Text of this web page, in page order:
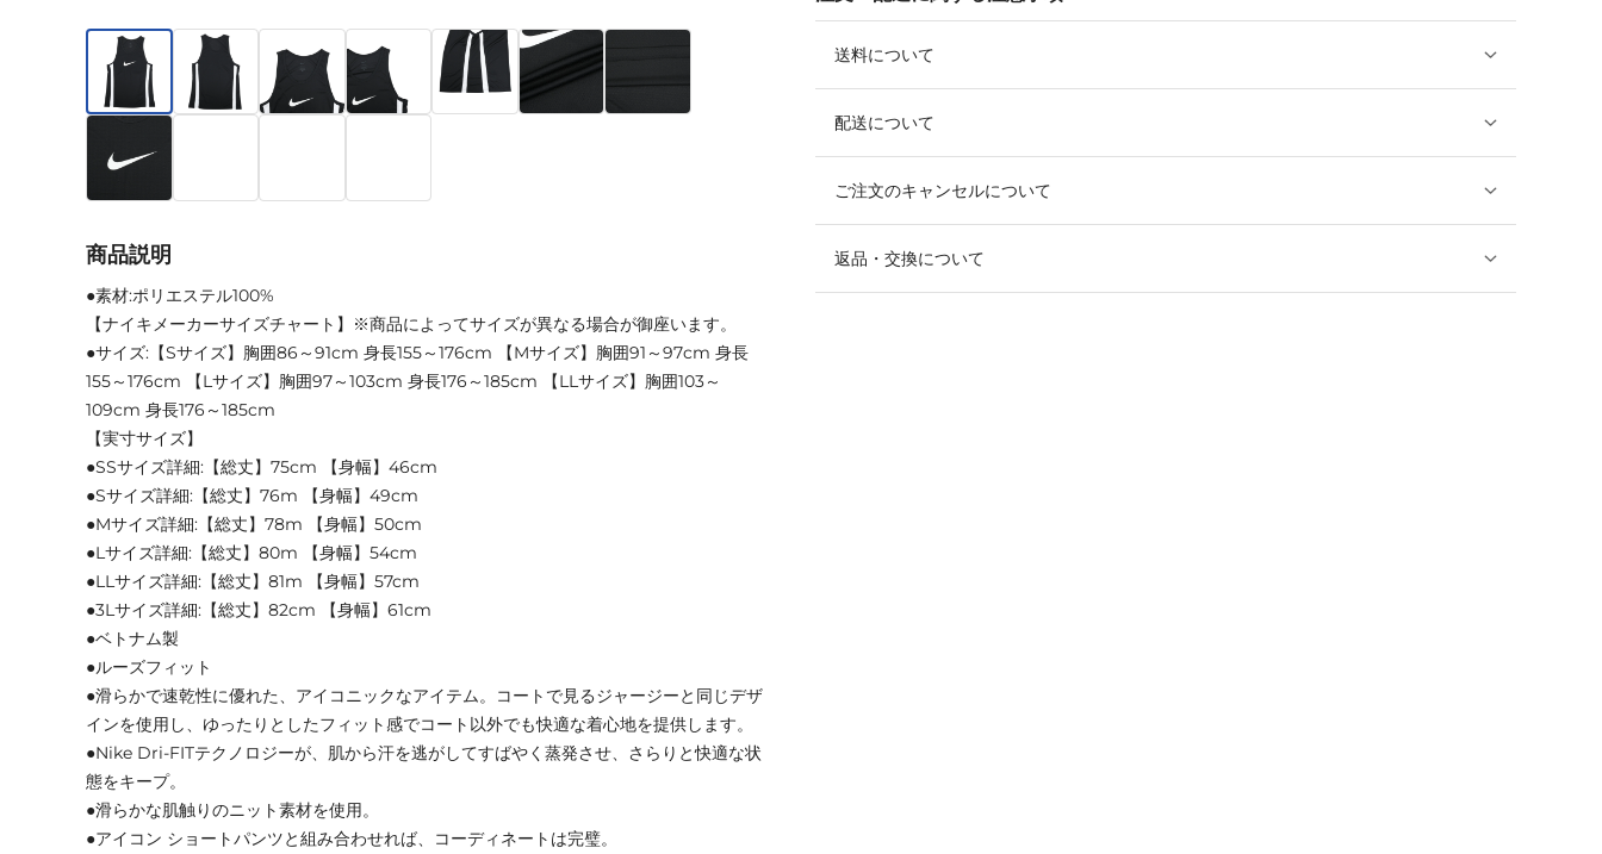
送料について
配送について
ご注文のキャンセルについて
返品・交換について
商品説明
●素材:ポリエステル100%
【ナイキメーカーサイズチャート】※商品によってサイズが異なる場合が御座います。
●サイズ:【Sサイズ】胸囲86～91cm 身長155～176cm 【Mサイズ】胸囲91～97cm 身長
155～176cm 【Lサイズ】胸囲97～103cm 身長176～185cm 【LLサイズ】胸囲103～
109cm 身長176～185cm
【実寸サイズ】
●SSサイズ詳細:【総丈】75cm 【身幅】46cm
●Sサイズ詳細:【総丈】76m 【身幅】49cm
●Mサイズ詳細:【総丈】78m 【身幅】50cm
●Lサイズ詳細:【総丈】80m 【身幅】54cm
●LLサイズ詳細:【総丈】81m 【身幅】57cm
●3Lサイズ詳細:【総丈】82cm 【身幅】61cm
●ベトナム製
●ルーズフィット
●滑らかで速乾性に優れた、アイコニックなアイテム。コートで見るジャージーと同じデザ
インを使用し、ゆったりとしたフィット感でコート以外でも快適な着心地を提供します。
●Nike Dri-FITテクノロジーが、肌から汗を逃がしてすばやく蒸発させ、さらりと快適な状
態をキープ。
●滑らかな肌触りのニット素材を使用。
●アイコン ショートパンツと組み合わせれば、コーディネートは完璧。